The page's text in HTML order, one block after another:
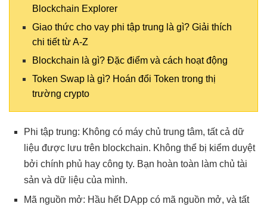
Blockchain Explorer
Giao thức cho vay phi tập trung là gì? Giải thích
chi tiết từ A-Z
Blockchain là gì? Đặc điểm và cách hoạt động
Token Swap là gì? Hoán đổi Token trong thị
trường crypto
Phi tập trung: Không có máy chủ trung tâm, tất cả dữ
liệu được lưu trên blockchain. Không thể bị kiểm duyệt
bởi chính phủ hay công ty. Bạn hoàn toàn làm chủ tài
sản và dữ liệu của mình.
Mã nguồn mở: Hầu hết DApp có mã nguồn mở, và tất